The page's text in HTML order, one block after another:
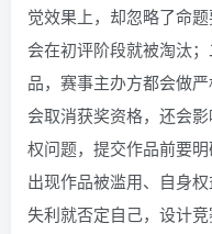
觉效果上，却忽略了命
会在初评阶段就被淘汰
品，赛事主办方都会做
会取消获奖资格，还会
权问题，提交作品前要
出现作品被滥用、自身
失利就否定自己，设计竞